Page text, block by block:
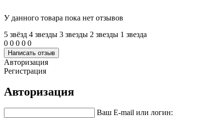
У данного товара пока нет отзывов
5 звёзд 4 звeзды 3 звeзды 2 звeзды 1 звeзда
0 0 0 0 0
Написать отзыв
Авторизация
Регистрация
Авторизация
Ваш E-mail или логин: